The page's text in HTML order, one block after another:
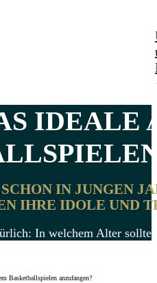
IDEALE
IN JUNGEN
IHRE IDOLE UND
In welchem ​​Alter
Basketballspielen anzufangen?